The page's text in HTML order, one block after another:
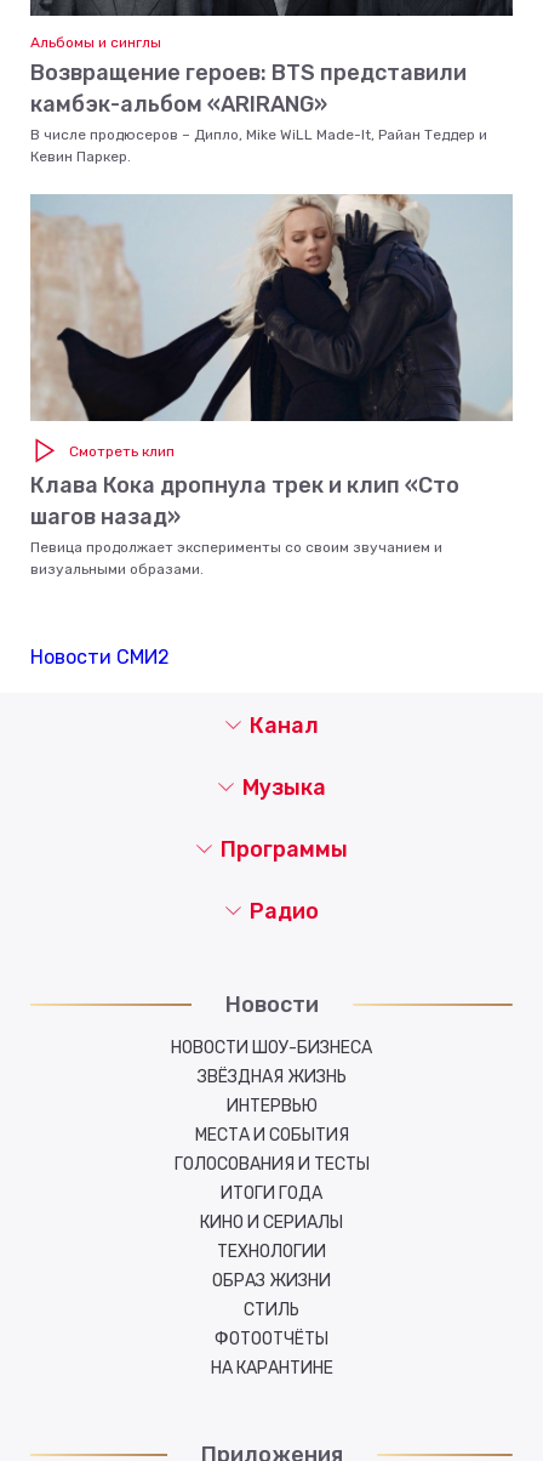
Альбомы и синглы
Возвращение героев: BTS представили
камбэк-альбом «ARIRANG»
В числе продюсеров – Дипло, Mike WiLL Made-It, Райан Теддер и
Кевин Паркер.
Смотреть клип
Клава Кока дропнула трек и клип «Сто
шагов назад»
Певица продолжает эксперименты со своим звучанием и
визуальными образами.
Новости СМИ2
Канал
Музыка
Новости
НОВОСТИ ШОУ-БИЗНЕСА
ЗВЁЗДНАЯ ЖИЗНЬ
ИНТЕРВЬЮ
МЕСТА И СОБЫТИЯ
ГОЛОСОВАНИЯ И ТЕСТЫ
ИТОГИ ГОДА
КИНО И СЕРИАЛЫ
ТЕХНОЛОГИИ
ОБРАЗ ЖИЗНИ
СТИЛЬ
ФОТООТЧЁТЫ
НА КАРАНТИНЕ
Программы
Радио
Приложения